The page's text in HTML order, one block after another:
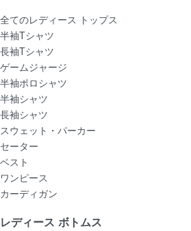
全てのレディース トップス
半袖Tシャツ
長袖Tシャツ
ゲームジャージ
半袖ポロシャツ
半袖シャツ
長袖シャツ
スウェット・パーカー
セーター
ベスト
ワンピース
カーディガン
レディース ボトムス